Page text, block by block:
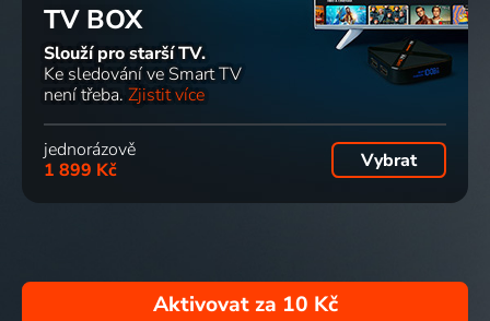
TV BOX
Slouží pro starší TV.
Ke sledování ve Smart TV
není třeba. Zjistit více
jednorázově
1 899 Kč
Vybrat
Aktivovat za 10 Kč